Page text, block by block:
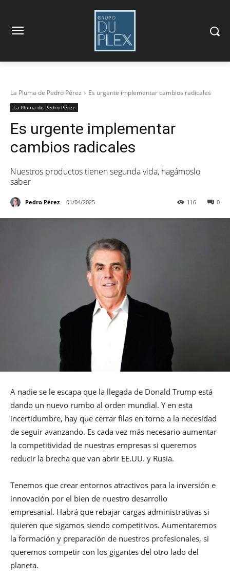
La Pluma de Pedro Pérez Es urgente implementar cambios radicales
La Pluma de Pedro Pérez
Es urgente implementar
cambios radicales
Nuestros productos tienen segunda vida, hagámoslo
saber
Pedro Pérez 01/04/2025 0
116
A nadie se le escapa que la llegada de Donald Trump está
dando un nuevo rumbo al orden mundial. Y en esta
incertidumbre, hay que cerrar filas en torno a la necesidad
de seguir avanzando. Es cada vez más necesario aumentar
la competitividad de nuestras empresas si queremos
reducir la brecha que van abrir EE.UU. y Rusia.
Tenemos que crear entornos atractivos para la inversión e
innovación por el bien de nuestro desarrollo
empresarial. Habrá que rebajar cargas administrativas si
quieren que sigamos siendo competitivos. Aumentaremos
la formación y preparación de nuestros profesionales, si
queremos competir con los gigantes del otro lado del
planeta.